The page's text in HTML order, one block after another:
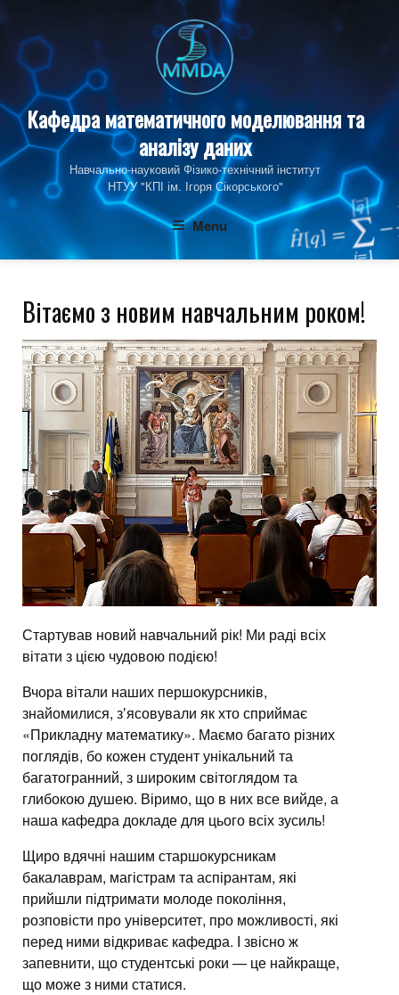
content
Кафедра математичного моделювання та
аналізу даних
Навчально-науковий Фізико‑технічний інститут
НТУУ "КПІ ім. Ігоря Сікорського"
Menu
Вітаємо з новим навчальним роком!
Стартував новий навчальний рік! Ми раді всіх
вітати з цією чудовою подією!
Вчора вітали наших першокурсників,
знайомилися, зʼясовували як хто сприймає
«Прикладну математику». Маємо багато різних
поглядів, бо кожен студент унікальний та
багатогранний, з широким світоглядом та
глибокою душею. Віримо, що в них все вийде, а
наша кафедра докладе для цього всіх зусиль!
Щиро вдячні нашим старшокурсникам
бакалаврам, магістрам та аспірантам, які
прийшли підтримати молоде покоління,
розповісти про університет, про можливості, які
перед ними відкриває кафедра. І звісно ж
запевнити, що студентські роки — це найкраще,
що може з ними статися.